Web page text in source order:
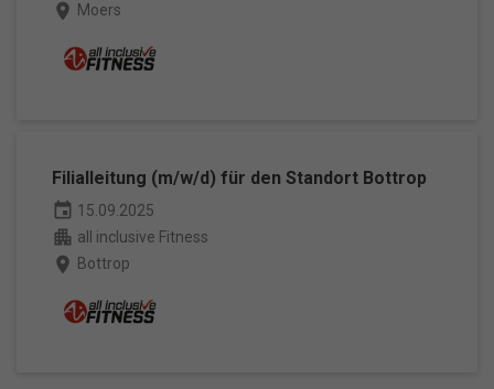
place Moers
Filialleitung (m/w/d) für den Standort Bottrop
event 15.09.2025
apartment all inclusive Fitness
place Bottrop